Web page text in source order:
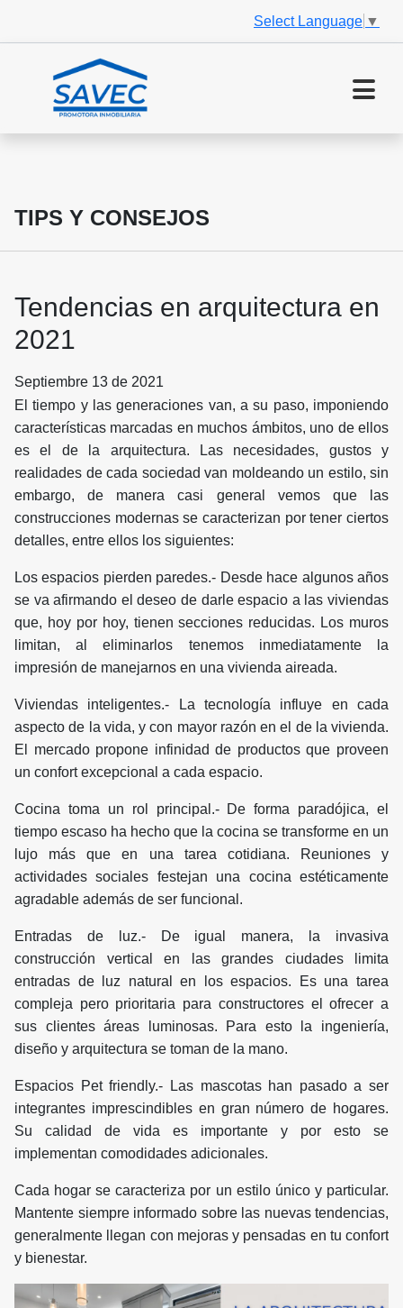
Select Language ▼
TIPS Y CONSEJOS
Tendencias en arquitectura en
2021
Septiembre 13 de 2021
El tiempo y las generaciones van, a su paso, imponiendo
características marcadas en muchos ámbitos, uno de ellos
es el de la arquitectura. Las necesidades, gustos y
realidades de cada sociedad van moldeando un estilo, sin
embargo, de manera casi general vemos que las
construcciones modernas se caracterizan por tener ciertos
detalles, entre ellos los siguientes:
Los espacios pierden paredes.- Desde hace algunos años
se va afirmando el deseo de darle espacio a las viviendas
que, hoy por hoy, tienen secciones reducidas. Los muros
limitan, al eliminarlos tenemos inmediatamente la
impresión de manejarnos en una vivienda aireada.
Viviendas inteligentes.- La tecnología influye en cada
aspecto de la vida, y con mayor razón en el de la vivienda.
El mercado propone infinidad de productos que proveen
un confort excepcional a cada espacio.
Cocina toma un rol principal.- De forma paradójica, el
tiempo escaso ha hecho que la cocina se transforme en un
lujo más que en una tarea cotidiana. Reuniones y
actividades sociales festejan una cocina estéticamente
agradable además de ser funcional.
Entradas de luz.- De igual manera, la invasiva
construcción vertical en las grandes ciudades limita
entradas de luz natural en los espacios. Es una tarea
compleja pero prioritaria para constructores el ofrecer a
sus clientes áreas luminosas. Para esto la ingeniería,
diseño y arquitectura se toman de la mano.
Espacios Pet friendly.- Las mascotas han pasado a ser
integrantes imprescindibles en gran número de hogares.
Su calidad de vida es importante y por esto se
implementan comodidades adicionales.
Cada hogar se caracteriza por un estilo único y particular.
Mantente siempre informado sobre las nuevas tendencias,
generalmente llegan con mejoras y pensadas en tu confort
y bienestar.